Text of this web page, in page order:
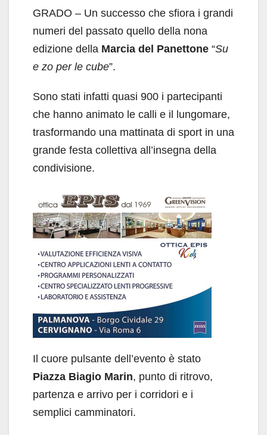
GRADO – Un successo che sfiora i grandi
numeri del passato quello della nona
edizione della Marcia del Panettone “Su
e zo per le cube”.
Sono stati infatti quasi 900 i partecipanti
che hanno animato le calli e il lungomare,
trasformando una mattinata di sport in una
grande festa collettiva all’insegna della
condivisione.
Il cuore pulsante dell’evento è stato
Piazza Biagio Marin, punto di ritrovo,
partenza e arrivo per i corridori e i
semplici camminatori.